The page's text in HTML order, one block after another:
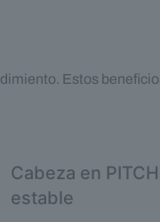
Estos
Cabeza en
estable